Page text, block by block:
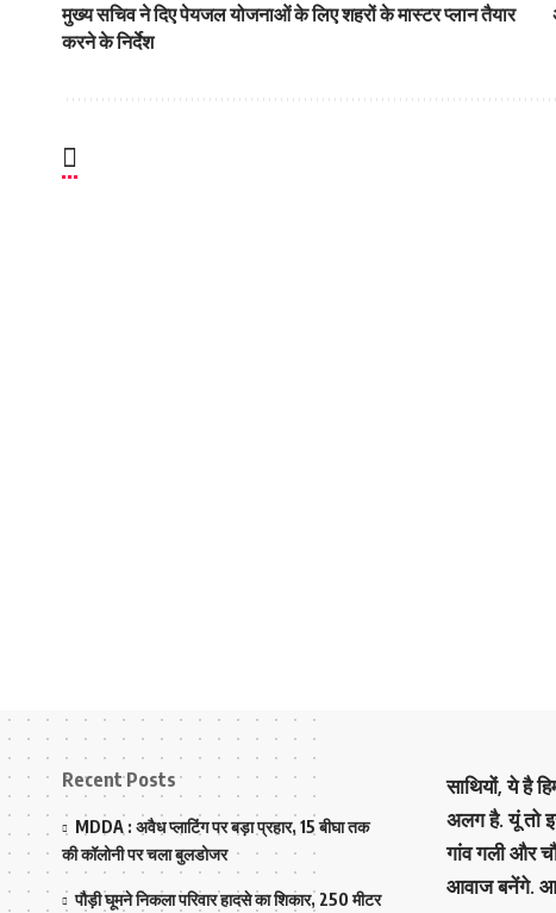
मुख्य सचिव ने दिए पेयजल योजनाओं के लिए शहरों के मास्टर प्लान तैयार
करने के निर्देश
Recent Posts
MDDA : अवैध प्लाटिंग पर बड़ा प्रहार, 15 बीघा तक
की कॉलोनी पर चला बुलडोजर
पौड़ी घूमने निकला परिवार हादसे का शिकार, 250 मीटर
साथियों, ये है
अलग है. यूं तो
गांव गली और
आवाज बनेंगे.